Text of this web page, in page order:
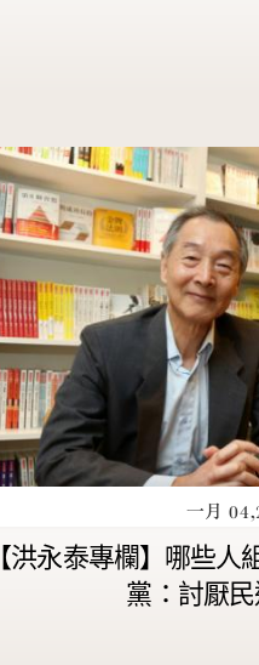
一月
【洪永泰專欄】哪些人
黨：討厭